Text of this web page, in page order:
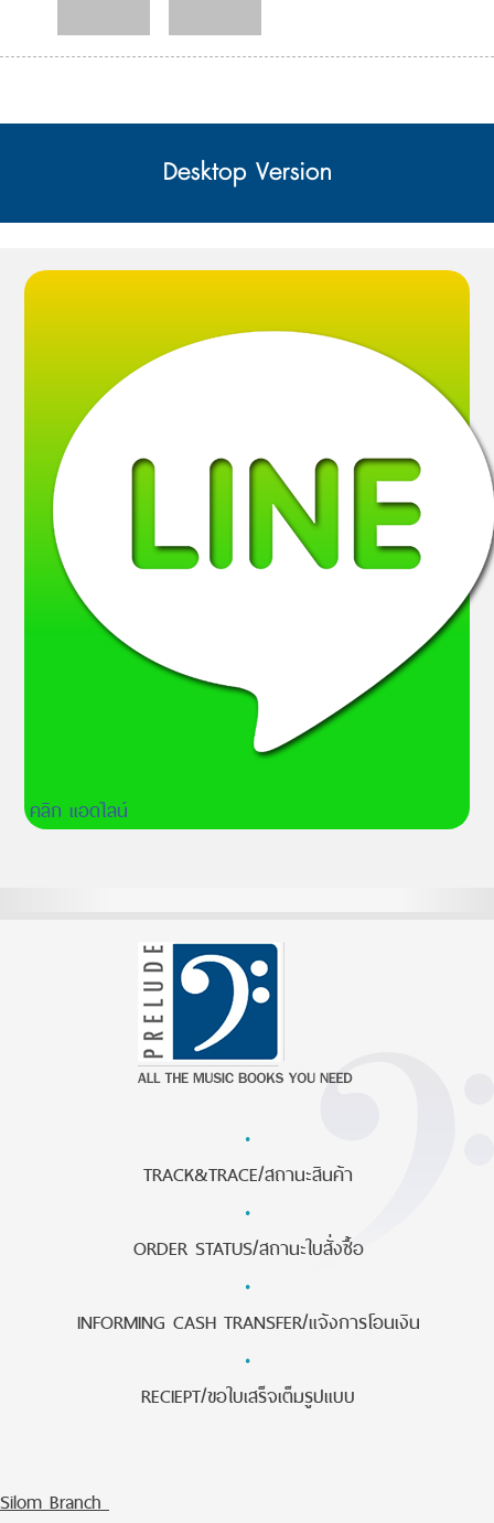
Desktop Version
คลิก แอดไลน์
·
TRACK&TRACE/สถานะสินค้า
·
ORDER STATUS/สถานะใบสั่งซื้อ
·
INFORMING CASH TRANSFER/แจ้งการโอนเงิน
·
RECIEPT/ขอใบเสร็จเต็มรูปแบบ
Silom Branch